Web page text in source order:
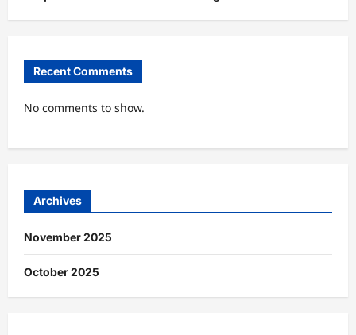
Recent Comments
No comments to show.
Archives
November 2025
October 2025